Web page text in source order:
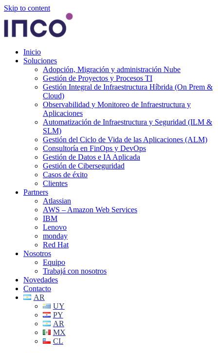
Skip to content
Inicio
Soluciones
Adopción, Migración y administración Nube
Gestión de Proyectos y Procesos TI
Gestión Integral de Infraestructura Híbrida (On Prem &
Cloud)
Observabilidad y Monitoreo de Infraestructura y
Aplicaciones
Automatización de Infraestructura y Seguridad (ILM &
SLM)
Gestión del Ciclo de Vida de las Aplicaciones (ALM)
Consultoría en FinOps y DevOps
Gestión de Datos e IA Aplicada
Gestión de Ciberseguridad
Casos de éxito
Clientes
Partners
Atlassian
AWS – Amazon Web Services
IBM
Lenovo
monday
Red Hat
Nosotros
Equipo
Trabajá con nosotros
Novedades
Contacto
AR
UY
PY
AR
MX
CL